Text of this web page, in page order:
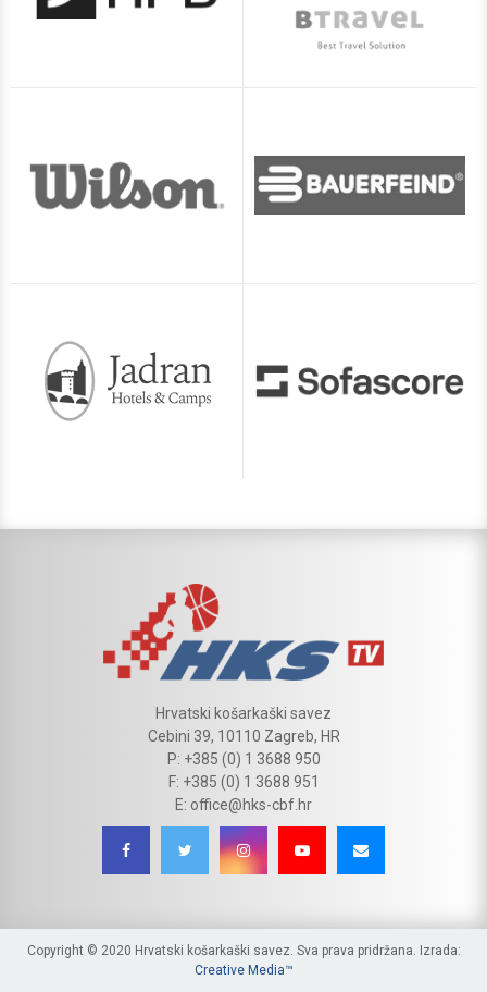
Hrvatski košarkaški savez
Cebini 39, 10110 Zagreb, HR
P: +385 (0) 1 3688 950
F: +385 (0) 1 3688 951
E: office@hks-cbf.hr
Copyright © 2020 Hrvatski košarkaški savez. Sva prava pridržana. Izrada:
Creative Media™